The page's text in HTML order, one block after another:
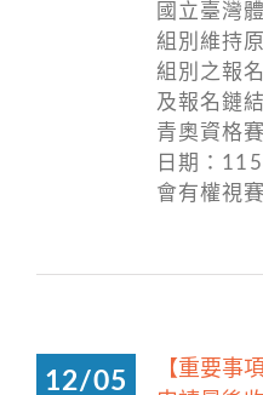
國立臺灣
組別維持
組別之報
及報名鏈
青奧資格
日期：
會有權視
12/05
【重要事